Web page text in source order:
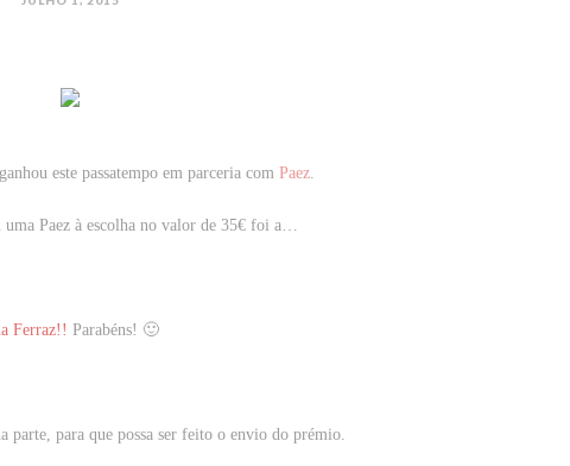
este passatempo em parceria com Paez
Paez à escolha no valor de 35€ foi a…
Ferraz!! Parabéns! 🙂
parte, para que possa ser feito o envio do prémio.